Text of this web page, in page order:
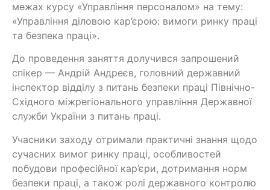
межах курсу «Управління персоналом» на тему:
«Управління діловою кар’єрою: вимоги ринку праці
та безпека праці».
До проведення заняття долучився запрошений
спікер — Андрій Андреєв, головний державний
інспектор відділу з питань безпеки праці Північно-
Східного міжрегіонального управління Державної
служби України з питань праці.
Учасники заходу отримали практичні знання щодо
сучасних вимог ринку праці, особливостей
побудови професійної кар’єри, дотримання норм
безпеки праці, а також ролі державного контролю